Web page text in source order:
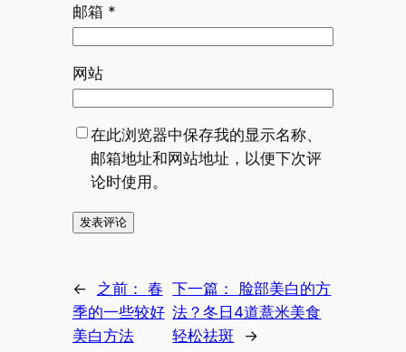
邮箱 *
网站
在此浏览器中保存我的显示名称、
邮箱地址和网站地址，以便下次评
论时使用。
← 之前： 春
季的一些较好
美白方法
下一篇：
脸部美白的方
法？冬日4道薏米美食
轻松祛斑
→